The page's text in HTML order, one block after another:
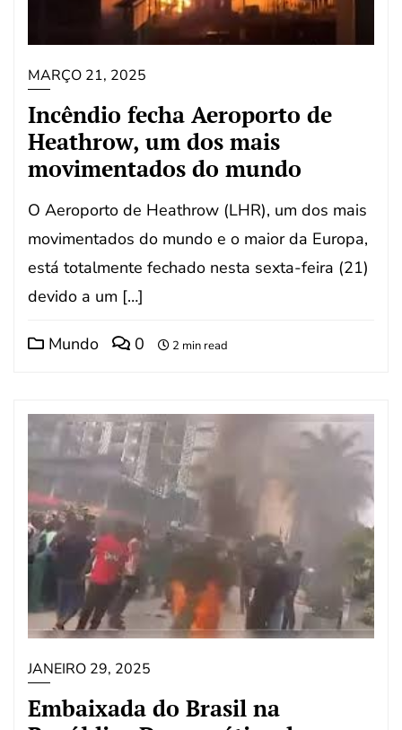
MARÇO 21, 2025
Incêndio fecha Aeroporto de
Heathrow, um dos mais
movimentados do mundo
O Aeroporto de Heathrow (LHR), um dos mais
movimentados do mundo e o maior da Europa,
está totalmente fechado nesta sexta-feira (21)
devido a um […]
Mundo 0 2 min read
JANEIRO 29, 2025
Embaixada do Brasil na